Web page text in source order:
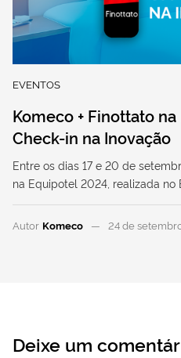
EVENTOS
Komeco + Finottato
Check-in na Inovação
Entre os dias 17 e 20 de
na Equipotel 2024, realizada no
Autor Komeco 24 de
Deixe um